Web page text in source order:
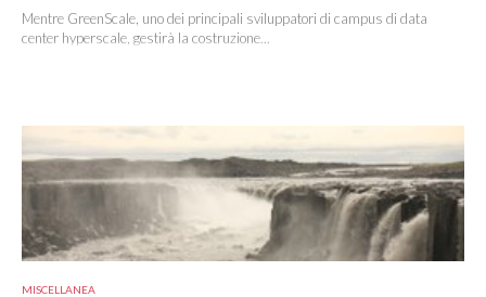
Mentre GreenScale, uno dei principali sviluppatori di campus di data
center hyperscale, gestirà la costruzione...
MISCELLANEA